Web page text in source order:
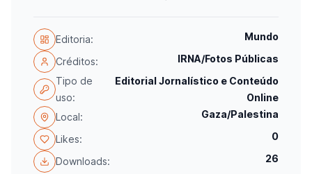
Editoria: Mundo
Créditos:
IRNA/Fotos Públicas
Tipo de
uso:
Editorial Jornalístico e Conteúdo
Online
Local:
Gaza/Palestina
Likes: 0
Downloads: 26